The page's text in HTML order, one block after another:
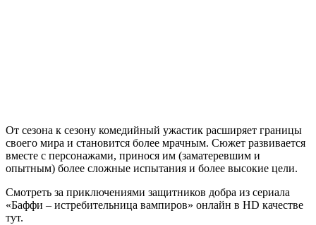
От сезона к сезону комедийный ужастик расширяет границы
своего мира и становится более мрачным. Сюжет развивается
вместе с персонажами, принося им (заматеревшим и
опытным) более сложные испытания и более высокие цели.
Смотреть за приключениями защитников добра из сериала
«Баффи – истребительница вампиров» онлайн в HD качестве
тут.